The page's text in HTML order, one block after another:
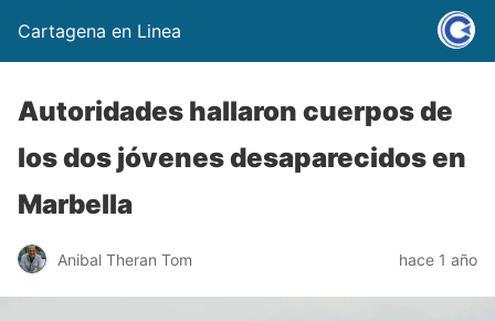
Cartagena en Linea
Autoridades hallaron cuerpos de
los dos jóvenes desaparecidos en
Marbella
Anibal Theran Tom hace 1 año